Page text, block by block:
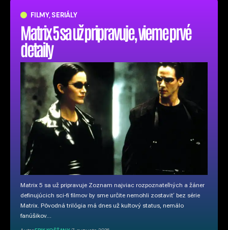
FILMY, SERIÁLY
Matrix 5 sa už pripravuje, vieme prvé
detaily
Matrix 5 sa už pripravuje Zoznam najviac rozpoznateľných a žáner
definujúcich sci-fi filmov by sme určite nemohli zostaviť bez série
Matrix. Pôvodná trilógia má dnes už kultový status, nemálo
fanúšikov…